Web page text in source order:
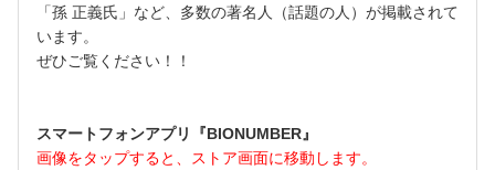
「孫 正義氏」など、多数の著名人（話題の人）が掲載されて
います。
ぜひご覧ください！！
スマートフォンアプリ『BIONUMBER』
画像をタップすると、ストア画面に移動します。